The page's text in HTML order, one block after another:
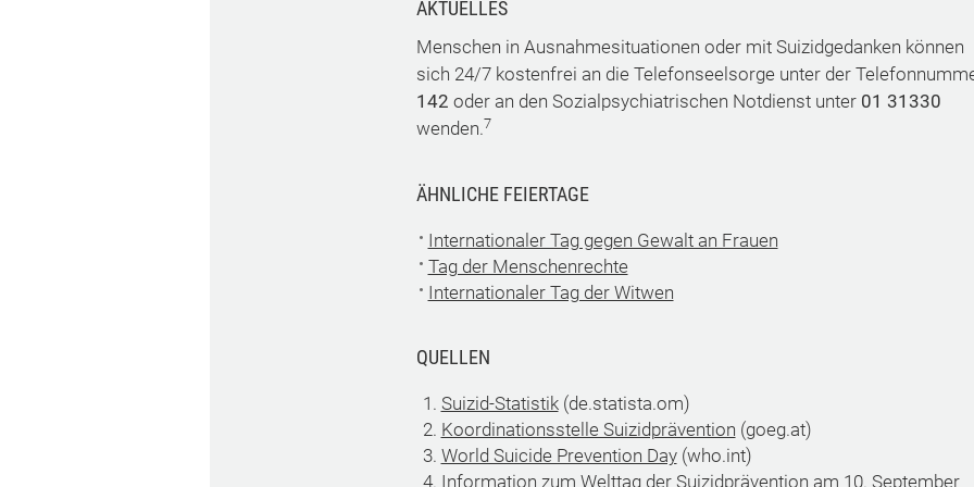
AKTUELLES
Menschen in Ausnahmesituationen oder mit Suizidgedanken können
sich 24/7 kostenfrei an die Telefonseelsorge unter der
142 oder an den Sozialpsychiatrischen Notdienst unter 01 31330
wenden.7
ÄHNLICHE FEIERTAGE
Internationaler Tag gegen Gewalt an Frauen
Tag der Menschenrechte
Internationaler Tag der Witwen
QUELLEN
Suizid-Statistik(de.statista.om)
Koordinationsstelle Suizidprävention (goeg.at)
World Suicide Prevention Day(who.int)
Information zum Welttag der Suizidprävention am 10. September